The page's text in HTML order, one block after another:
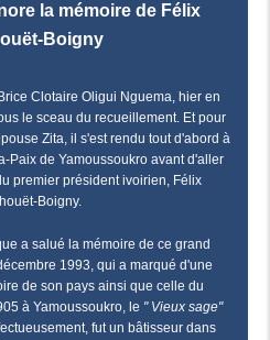
la mémoire de Félix
Boigny
Clotaire Oligui Nguema, hier en
le sceau du recueillement. Et pour
Zita, il s'est rendu tout d'abord à
Paix de Yamoussoukro avant d'aller
premier président ivoirien, Félix
Boigny.
a salué la mémoire de ce grand
1993, qui a marqué d'une
de son pays ainsi que celle du
à Yamoussoukro, le " Vieux sage"
fut un bâtisseur dans